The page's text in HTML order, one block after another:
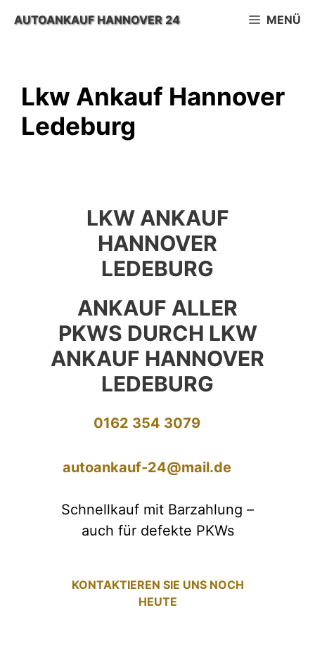
InhaltAUTOANKAUF HANNOVER 24 MENÜ
Lkw Ankauf Hannover
Ledeburg
LKW ANKAUF
HANNOVER
LEDEBURG
ANKAUF ALLER
PKWS DURCH LKW
ANKAUF HANNOVER
LEDEBURG
0162 354 3079
autoankauf-24@mail.de
Schnellkauf mit Barzahlung –
auch für defekte PKWs
KONTAKTIEREN SIE UNS NOCH
HEUTE